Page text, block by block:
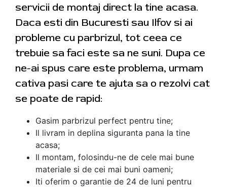
servicii de montaj direct la tine acasa.
Daca esti din Bucuresti sau Ilfov si ai
probleme cu parbrizul, tot ceea ce
trebuie sa faci este sa ne suni. Dupa ce
ne-ai spus care este problema, urmam
cativa pasi care te ajuta sa o rezolvi cat
se poate de rapid:
Gasim parbrizul perfect pentru tine;
Il livram in deplina siguranta pana la tine
acasa;
Il montam, folosindu-ne de cele mai bune
materiale si de cei mai buni oameni;
Iti oferim o garantie de 24 de luni pentru